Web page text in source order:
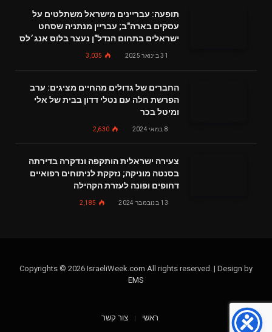
תופעה: עבריינים מישראל משתלטים על
עסקים בארה"ב; עבריין מנתניה שסחט
ישראלים בתחום הנדל"ן נעצר בלוס אנג׳לס
31 בינואר 2025 3,035
החברים של גדולים מהחיים מציגים: ערב
הפרשת חלה עם נטלי דדון בבית של אלי
ומיטל בכר
8 במאי 2024 2,630
צעירה ישראלית הותקפה ונדקרה בדירתה
בסנטה מוניקה; נזקקת לניתוחים רפואיים
דחופים ופונה לעזרת הקהילה
13 בנובמבר 2024 2,185
Copyrights © 2026 IsraeliWeek.com All rights reserved. | Design by
EMS
ראשי צור קשר